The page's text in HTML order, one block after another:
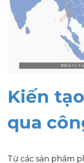
Kiến
qua
Từ các sản phẩm